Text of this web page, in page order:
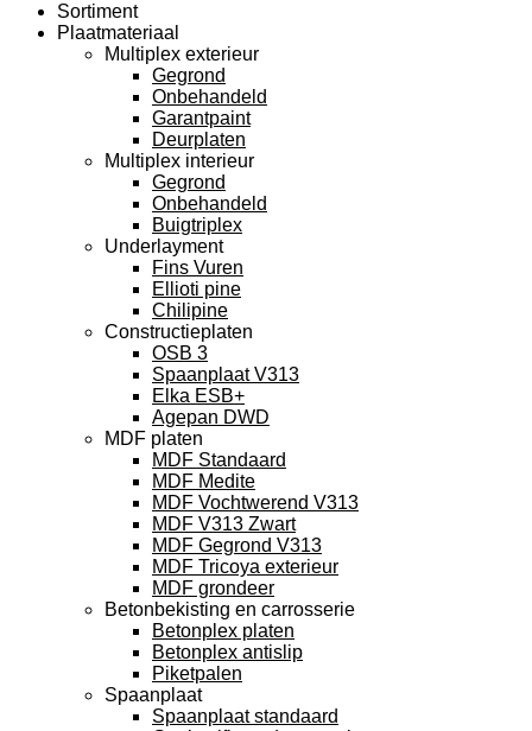
Sortiment
Plaatmateriaal
Multiplex exterieur
Gegrond
Onbehandeld
Garantpaint
Deurplaten
Multiplex interieur
Gegrond
Onbehandeld
Buigtriplex
Underlayment
Fins Vuren
Ellioti pine
Chilipine
Constructieplaten
OSB 3
Spaanplaat V313
Elka ESB+
Agepan DWD
MDF platen
MDF Standaard
MDF Medite
MDF Vochtwerend V313
MDF V313 Zwart
MDF Gegrond V313
MDF Tricoya exterieur
MDF grondeer
Betonbekisting en carrosserie
Betonplex platen
Betonplex antislip
Piketpalen
Spaanplaat
Spaanplaat standaard